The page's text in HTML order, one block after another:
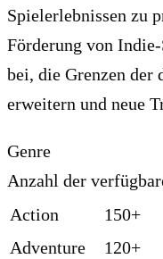
Spielerlebnissen zu
Förderung von
bei, die Grenzen der
erweitern und neue
Genre
Anzahl der
Action
150+
Adventure
120+